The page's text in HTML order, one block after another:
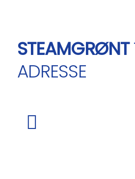
STEAMGRØNT
ADRESSE